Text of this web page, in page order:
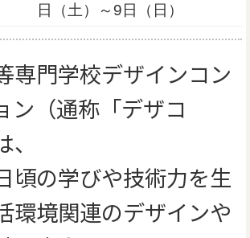
日（土）～9日（日）
専門学校デザインコン
ン（通称「デザコ
頃の学びや技術力を生
環境関連のデザインや